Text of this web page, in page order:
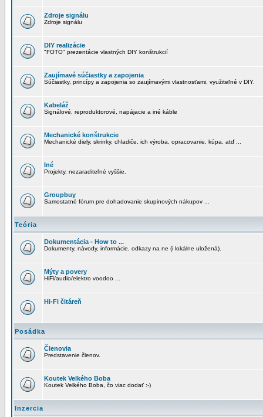
Zdroje signálu
Zdroje signálu
DIY realizácie
"FOTO" prezentácie vlastných DIY konštrukcií
Zaujímavé súčiastky a zapojenia
Súčiastky, princípy a zapojenia so zaujímavými vlastnosťami, využiteľné v DIY.
Kabeláž
Signálové, reproduktorové, napájacie a iné káble
Mechanické konštrukcie
Mechanické diely, skrinky, chladiče, ich výroba, opracovanie, kúpa, atď ...
Iné
Projekty, nezaraditeľné vyššie.
Groupbuy
Samostatné fórum pre dohadovanie skupinových nákupov ...
Teória
Dokumentácia - How to ...
Dokumenty, návody, informácie, odkazy na ne (i lokálne uložená).
Mýty a povery
HiFi/audio/elektro voodoo ...
Hi-Fi čitáreň
Posádka
Členovia
Predstavenie členov.
Koutek Velkého Boba
Koutek Velkého Boba, čo viac dodať :-)
Inzercia